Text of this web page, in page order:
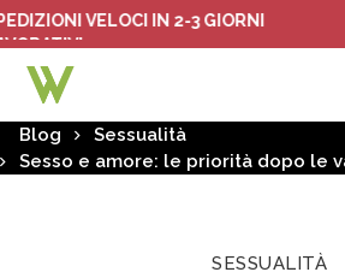
VELOCI IN 2-3 GIORNI
Blog
Sessualità
Sesso e amore: le priorità dopo le
SESSUALITÀ